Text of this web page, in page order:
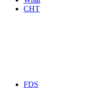
CHT
FDS